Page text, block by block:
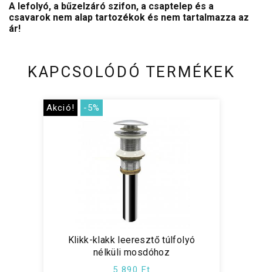
A lefolyó, a bűzelzáró szifon, a csaptelep és a
csavarok nem alap tartozékok és nem tartalmazza az
ár!
KAPCSOLÓDÓ TERMÉKEK
Akció! -5%
Klikk-klakk leeresztő túlfolyó
nélküli mosdóhoz
5 890 Ft